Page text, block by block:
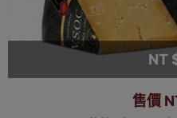
NT
售價